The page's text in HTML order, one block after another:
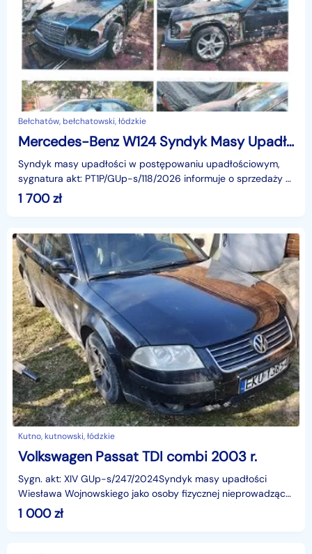
Bełchatów, bełchatowski, łódzkie
Mercedes-Benz W124 Syndyk Masy Upadłości sprzeda samochód
Syndyk masy upadłości w postępowaniu upadłościowym,
sygnatura akt: PT1P/GUp-s/118/2026 informuje o sprzedaży z
wolnej ręki wchodzącego w skład masy upadłości sa
1 700zł
Kutno, kutnowski, łódzkie
Volkswagen Passat TDI combi 2003 r.
Sygn. akt: XIV GUp-s/247/2024Syndyk masy upadłości
Wiesława Wojnowskiego jako osoby fizycznej nieprowadzącej
działalności gospodarczej sprzeda z wolnej ręk
1 000zł